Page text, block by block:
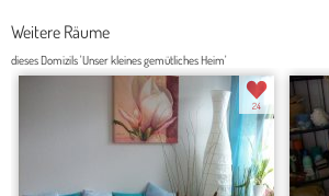
Weitere Räume
dieses Domizils 'Unser kleines gemütliches Heim'
24